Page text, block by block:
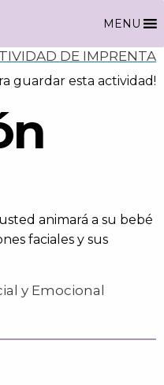
MENU
DE IMPRENTA
guardar esta actividad!
animará a su bebé
faciales y sus
y Emocional